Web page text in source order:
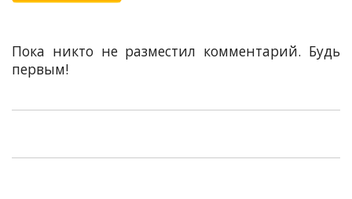
Пока никто не разместил комментарий. Будь
первым!